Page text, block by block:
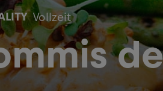
Vollzeit